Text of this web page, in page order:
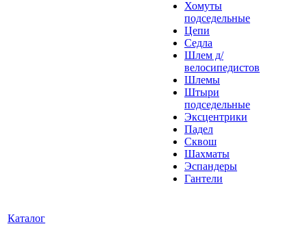
Хомуты
подседельные
Цепи
Седла
Шлем д/
велосипедистов
Шлемы
Штыри
подседельные
Эксцентрики
Падел
Сквош
Шахматы
Эспандеры
Гантели
Каталог